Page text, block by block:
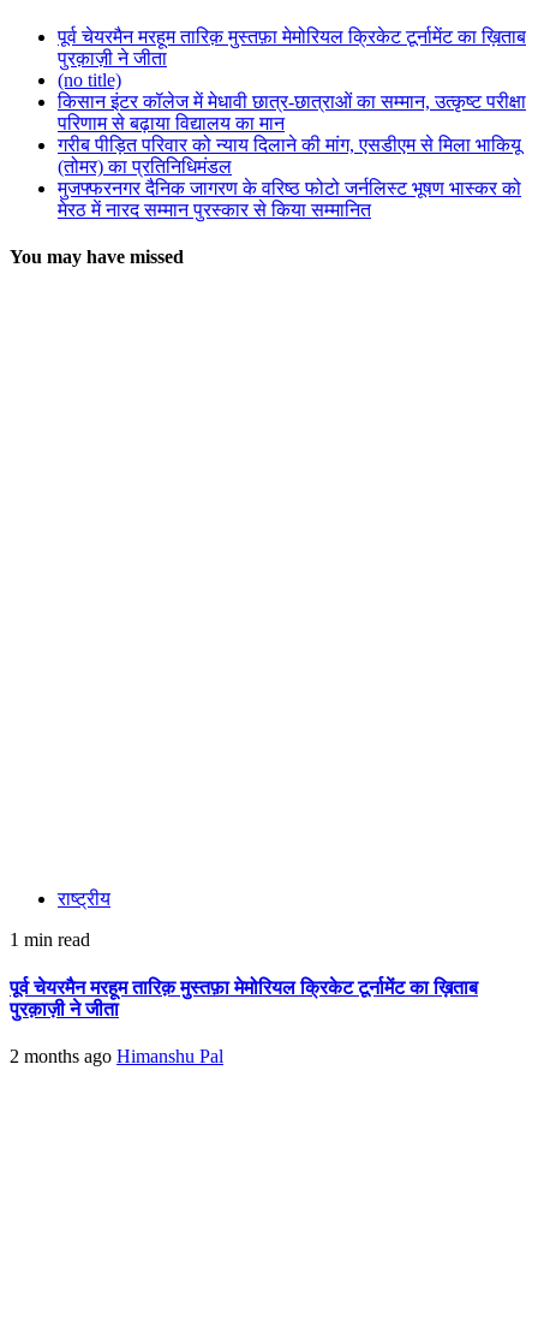
पूर्व चेयरमैन मरहूम तारिक़ मुस्तफ़ा मेमोरियल क्रिकेट टूर्नामेंट का ख़िताब
पुरक़ाज़ी ने जीता
(no title)
किसान इंटर कॉलेज में मेधावी छात्र-छात्राओं का सम्मान, उत्कृष्ट परीक्षा
परिणाम से बढ़ाया विद्यालय का मान
गरीब पीड़ित परिवार को न्याय दिलाने की मांग, एसडीएम से मिला भाकियू
(तोमर) का प्रतिनिधिमंडल
मुजफ्फरनगर दैनिक जागरण के वरिष्ठ फोटो जर्नलिस्ट भूषण भास्कर को
मेरठ में नारद सम्मान पुरस्कार से किया सम्मानित
You may have missed
राष्ट्रीय
1 min read
पूर्व चेयरमैन मरहूम तारिक़ मुस्तफ़ा मेमोरियल क्रिकेट टूर्नामेंट का ख़िताब
पुरक़ाज़ी ने जीता
2 months ago Himanshu Pal